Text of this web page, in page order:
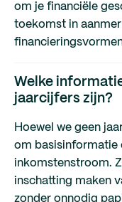
om je financiële
toekomst in
Welke
jaarcijfers zijn?
Hoewel we geen
om basisinformatie
inkomstenstroom.
inschatting maken
zonder onnodig